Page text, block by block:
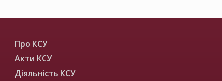
Про КСУ
Акти КСУ
Діяльність КСУ